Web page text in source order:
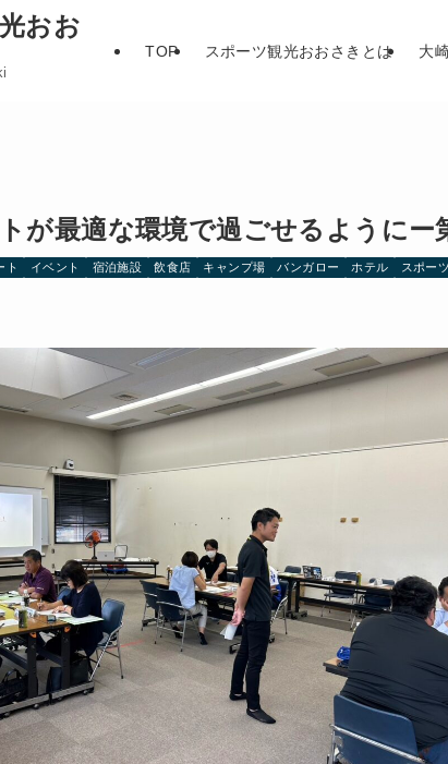
おお
TOP スポーツ観光おおさきとは 大
が最適な環境で過ごせるようにー
ト イベント 宿泊施設 飲食店 キャンプ場 バンガロー ホテル スポーツ